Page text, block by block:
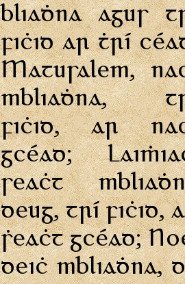
bliaḋna agus
fiċid ar ṫrí
Matusalem,
mbliaḋna,
fiċid, ar
gcéad;
seaċt
deug, trí fiċid,
ṡeaċt gcéad;
deiċ mbliaḋna,